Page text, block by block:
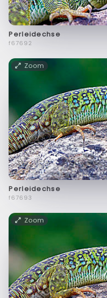
Perleidechse
f67692
Zoom
Perleidechse
f67693
Zoom